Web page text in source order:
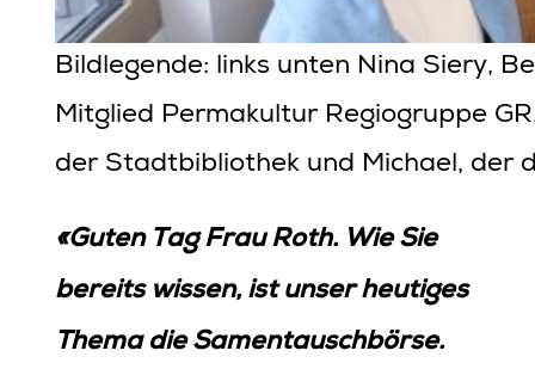
Bildlegende: links unten Nina Siery,
Mitglied Permakultur Regiogruppe
der Stadtbibliothek und Michael, der
«Guten Tag Frau Roth. Wie Sie
bereits wissen, ist unser heutiges
Thema die Samentauschbörse.